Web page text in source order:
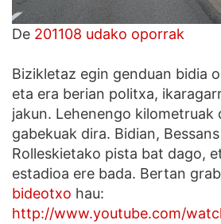
De 201108 udako oporrak
Bizikletaz egin genduan bidia
eta era berian politxa,
jakun. Lehenengo kilometruak
gabekuak dira. Bidian,
Rolleskietako pista bat dago,
estadioa ere bada. Bertan
bideotxo hau:
http://www.youtube.com/